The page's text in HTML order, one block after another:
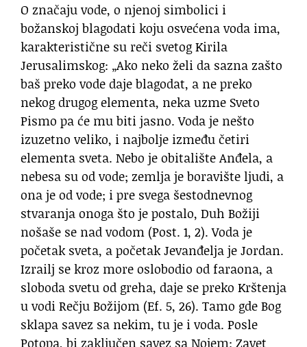
O značaju vode, o njenoj simbolici i
božanskoj blagodati koju osvećena voda ima,
karakteristične su reči svetog Kirila
Jerusalimskog: „Ako neko želi da sazna zašto
baš preko vode daje blagodat, a ne preko
nekog drugog elementa, neka uzme Sveto
Pismo pa će mu biti jasno. Voda je nešto
izuzetno veliko, i najbolje između četiri
elementa sveta. Nebo je obitalište Anđela, a
nebesa su od vode; zemlja je boravište ljudi, a
ona je od vode; i pre svega šestodnevnog
stvaranja onoga što je postalo, Duh Božiji
nošaše se nad vodom (Post. 1, 2). Voda je
početak sveta, a početak Jevanđelja je Jordan.
Izrailj se kroz more oslobodio od faraona, a
sloboda svetu od greha, daje se preko Krštenja
u vodi Rečju Božijom (Ef. 5, 26). Tamo gde Bog
sklapa savez sa nekim, tu je i voda. Posle
Potopa, bi zaključen savez sa Nojem; Zavet